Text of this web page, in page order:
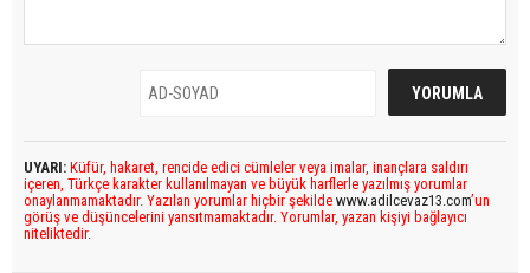
UYARI: Küfür, hakaret, rencide edici cümleler veya imalar, inançlara saldırı
içeren, Türkçe karakter kullanılmayan ve büyük harflerle yazılmış yorumlar
onaylanmamaktadır. Yazılan yorumlar hiçbir şekilde www.adilcevaz13.com’un
görüş ve düşüncelerini yansıtmamaktadır. Yorumlar, yazan kişiyi bağlayıcı
niteliktedir.